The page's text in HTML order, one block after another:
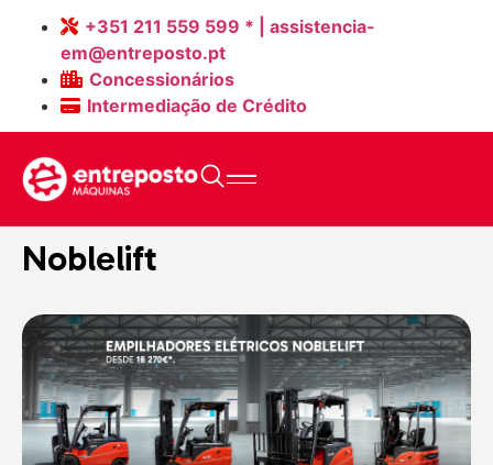
+351 211 559 599 * | assistencia-
em@entreposto.pt
Concessionários
Intermediação de Crédito
Home > Máquinas Novas Noblelift
Noblelift